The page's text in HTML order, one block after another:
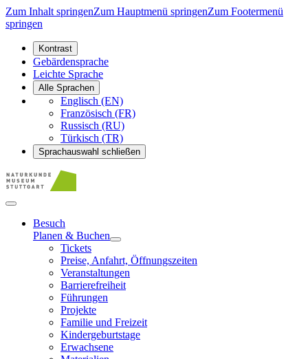
Zum Inhalt springenZum Hauptmenü springenZum Footermenü
springen
Kontrast
Gebärdensprache
Leichte Sprache
Alle Sprachen
Englisch (EN)
Französisch (FR)
Russisch (RU)
Türkisch (TR)
Sprachauswahl schließen
Besuch
Planen & Buchen
Tickets
Preise, Anfahrt, Öffnungszeiten
Veranstaltungen
Barrierefreiheit
Führungen
Projekte
Familie und Freizeit
Kindergeburtstage
Erwachsene